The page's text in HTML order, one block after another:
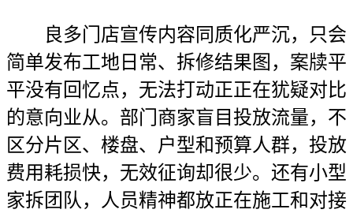
良多门店宣传内容同质化严沉，只会
简单发布工地日常、拆修结果图，案牍平
平没有回忆点，无法打动正正在犹疑对比
的意向业从。部门商家盲目投放流量，不
区分片区、楼盘、户型和预算人群，投放
费用耗损快，无效征询却很少。还有小型
家拆团队，人员精神都放正在施工和对接